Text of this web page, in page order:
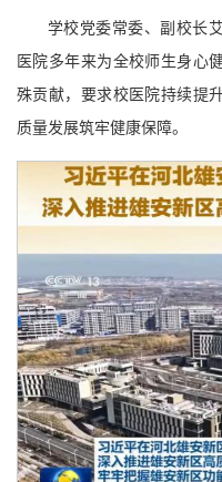
学校党委常委、副校长
医院多年来为全校师生身心
殊贡献，要求校医院持续提
质量发展筑牢健康保障。